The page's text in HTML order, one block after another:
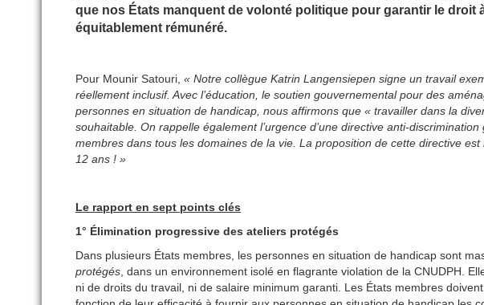
que nos États manquent de volonté politique pour garantir le droit
équitablement rémunéré.
Pour Mounir Satouri, « Notre collègue Katrin Langensiepen signe un travail
réellement inclusif. Avec l’éducation, le soutien gouvernemental pour des
personnes en situation de handicap, nous affirmons que « travailler dans la
souhaitable. On rappelle également l’urgence d’une directive anti-
membres dans tous les domaines de la vie. La proposition de cette directive
12 ans ! »
Le rapport en sept points clés
1° Élimination progressive des ateliers protégés
Dans plusieurs États membres, les personnes en situation de handicap sont
protégés, dans un environnement isolé en flagrante violation de la CNUDPH.
ni de droits du travail, ni de salaire minimum garanti. Les États membres